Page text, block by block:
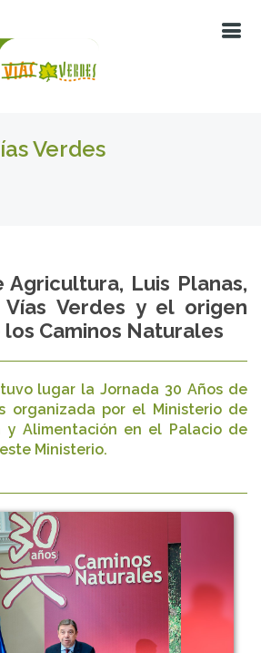
Verdes
Agricultura, Luis Planas,
Verdes y el origen
Caminos Naturales
lugar la Jornada 30 Años de
organizada por el Ministerio de
y Alimentación en el Palacio de
Ministerio.